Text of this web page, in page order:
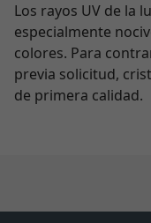
Los rayos UV de la
especialmente
colores. Para
previa solicitud,
de primera calidad.